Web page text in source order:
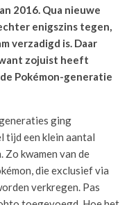
2016. Qua nieuwe
enigszins tegen,
verzadigd is. Daar
zojuist heeft
Pokémon-generatie
ging
tijd een klein aantal
Zo kwamen van de
die exclusief via
verkregen. Pas